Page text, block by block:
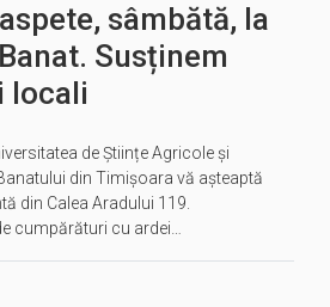
sâmbătă, la
Susținem
locali
de Științe Agricole și
din Timișoara vă așteaptă
din Calea Aradului 119.
cumpărături cu ardei…